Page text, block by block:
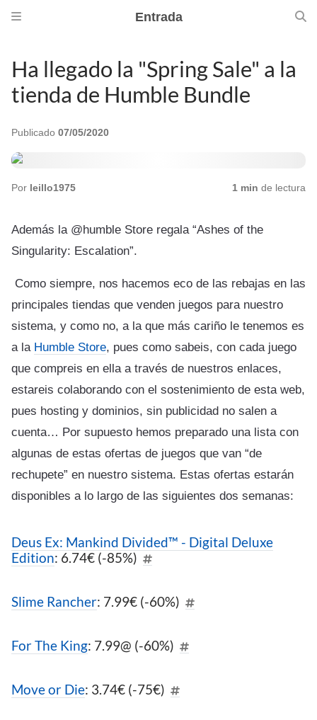
Entrada
Ha llegado la "Spring Sale" a la
tienda de Humble Bundle
Publicado 07/05/2020
Por leillo1975 1 min de lectura
Además la @humble Store regala “Ashes of the
Singularity: Escalation”.
Como siempre, nos hacemos eco de las rebajas en las
principales tiendas que venden juegos para nuestro
sistema, y como no, a la que más cariño le tenemos es
a la Humble Store, pues como sabeis, con cada juego
que compreis en ella a través de nuestros enlaces,
estareis colaborando con el sostenimiento de esta web,
pues hosting y dominios, sin publicidad no salen a
cuenta… Por supuesto hemos preparado una lista con
algunas de estas ofertas de juegos que van “de
rechupete” en nuestro sistema. Estas ofertas estarán
disponibles a lo largo de las siguientes dos semanas:
Deus Ex: Mankind Divided™ - Digital Deluxe
Edition: 6.74€ (-85%)
Slime Rancher: 7.99€ (-60%)
For The King: 7.99@ (-60%)
Move or Die: 3.74€ (-75€)